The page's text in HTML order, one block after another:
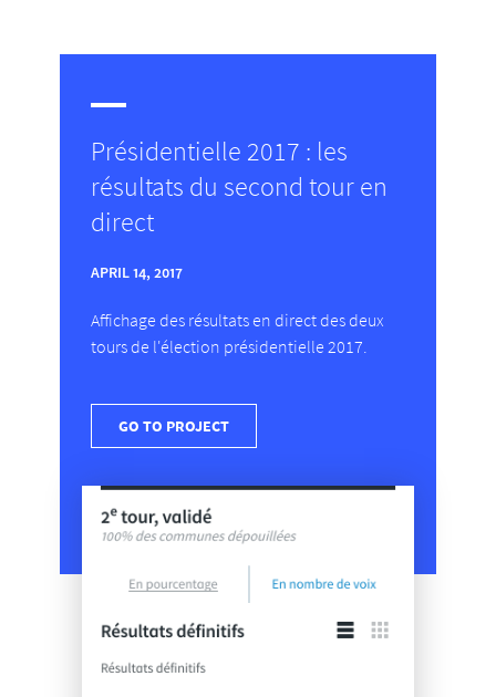
Présidentielle 2017 : les
résultats du second tour en
direct
APRIL 14, 2017
Affichage des résultats en direct des deux
tours de l'élection présidentielle 2017.
GO TO PROJECT